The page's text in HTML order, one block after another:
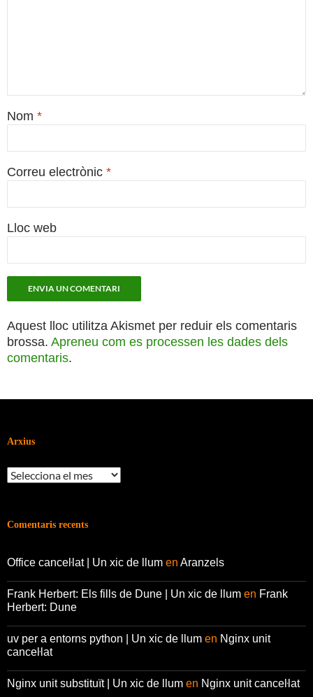
Nom *
Correu electrònic *
Lloc web
Aquest lloc utilitza Akismet per reduir els comentaris
brossa. Apreneu com es processen les dades dels
comentaris.
Arxius
Arxius
Comentaris recents
Office canceŀlat | Un xic de llum en Aranzels
Frank Herbert: Els fills de Dune | Un xic de llum en Frank
Herbert: Dune
uv per a entorns python | Un xic de llum en Nginx unit
canceŀlat
Nginx unit substituït | Un xic de llum en Nginx unit canceŀlat